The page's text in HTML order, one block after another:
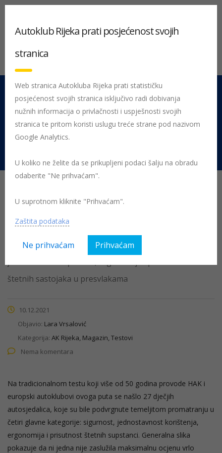
051 212 442 Centrala
Pon - Pet 08:00 - 16:00
Rujevica 9/1, 51000 Rijeka
Test dječjih autosjedalica
- više od pola dobrih!
HAK i partneri testirali su 27 modela dječjih
autosjedalica u četiri glavne kategorije: sigurnost,
štetnih sastojaka u presvlakama
10.12.2021
Objavio: Lara Vrsalović
Kategorija: AK Rijeka, Magazin, Testovi
Nema komentara
Na tradicionalnom testu koji više od 50 godina provode HAK i
europski autoklubovi ovoga puta se našlo 27 dječjih
autosjedalica, koje su bile podvrgnute temeljitom promatranju u
četiri glavne kategorije: sigurnost, jednostavnost korištenja,
ergonomija i prisutnost štetnih supstanci. Generalna slika
pokazuje da ni jedna nije zaslužila maksimalnu ocjenu vrlo
Autoklub Rijeka prati posjećenost svojih
stranica
Web stranica Autokluba Rijeka prati statističku
posjećenost svojih stranica isključivo radi dobivanja
nužnih informacija o privlačnosti i uspješnosti svojih
stranica te pritom koristi uslugu treće strane pod nazivom
Google Analytics.
U koliko ne želite da se prikupljeni podaci šalju na obradu
odaberite "Ne prihvaćam".
U suprotnom kliknite "Prihvaćam".
Zaštita podataka
Ne prihvaćam Prihvaćam